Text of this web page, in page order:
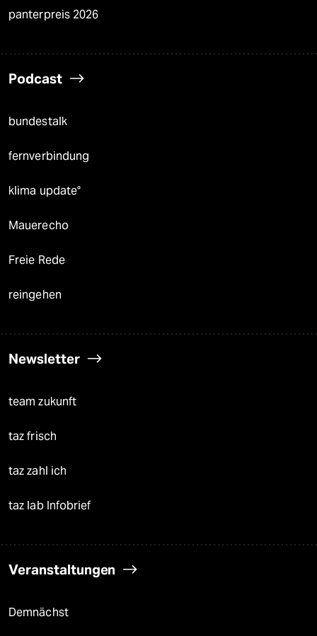
panterpreis 2026
Podcast
bundestalk
fernverbindung
klima update°
Mauerecho
Freie Rede
reingehen
Newsletter
team zukunft
taz frisch
taz zahl ich
taz lab Infobrief
Veranstaltungen
Demnächst